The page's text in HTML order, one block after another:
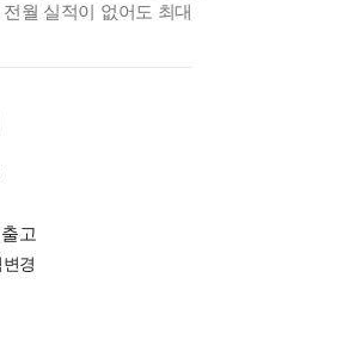
월 실적이 없어도 최대
고
경